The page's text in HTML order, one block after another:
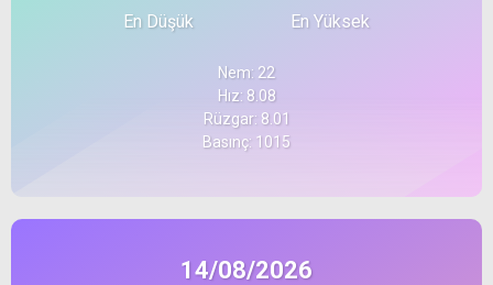
En Düşük En Yüksek
Nem: 22
Hız: 8.08
Rüzgar: 8.01
Basınç: 1015
14/08/2026